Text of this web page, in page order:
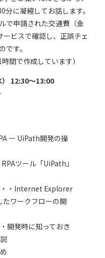
に凝縮してお話します。
で申請された交通費（金
ビスで確認し、正誤チェ
す。
間で作成しています）
12:30～13:00
ー UiPath開発の操
ツール「UiPath」
・・Internet Explorer
たワークフローの開
開発時に知っておき